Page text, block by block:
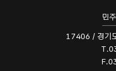
민
17406 / 경기